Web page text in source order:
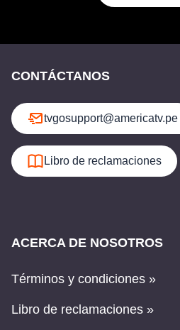
CONTÁCTANOS
tvgosupport@americatv.pe
Libro de reclamaciones
ACERCA DE NOSOTROS
Términos y condiciones »
Libro de reclamaciones »